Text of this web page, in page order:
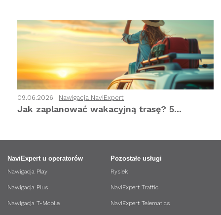
09.06.2026 | Nawigacja NaviExpert
Jak zaplanować wakacyjną trasę? 5...
NaviExpert u operatorów
Nawigacja Play
Nawigacja Plus
Nawigacja T-Mobile
Pozostałe usługi
Rysiek
NaviExpert Traffic
NaviExpert Telematics